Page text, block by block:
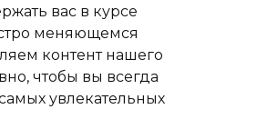
вас в курсе
меняющемся
контент нашего
чтобы вы всегда
увлекательных